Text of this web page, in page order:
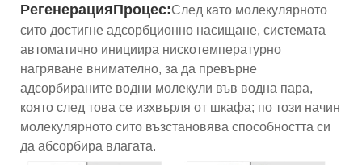
РегенерацияПроцес:След като молекулярното
сито достигне адсорбционно насищане, системата
автоматично инициира нискотемпературно
нагряване внимателно, за да превърне
адсорбираните водни молекули във водна пара,
която след това се изхвърля от шкафа; по този начин
молекулярното сито възстановява способността си
да абсорбира влагата.